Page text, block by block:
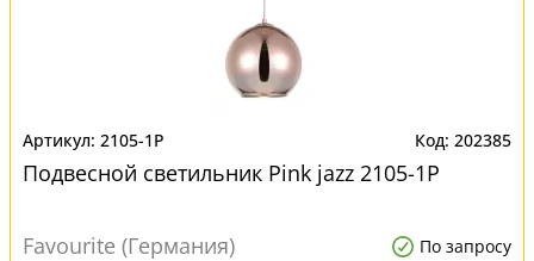
2105-1P 202385
Подвесной светильник Pink jazz 2105-1P
Favourite (Германия) По запросу